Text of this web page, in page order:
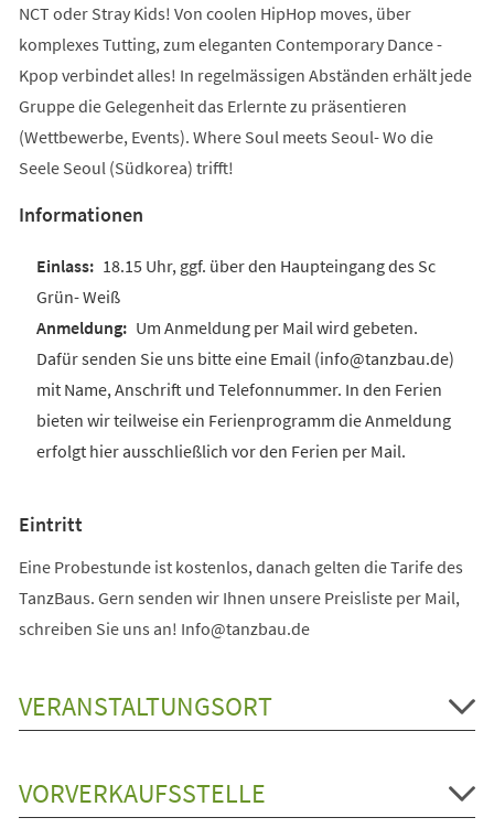
NCT oder Stray Kids! Von coolen HipHop moves, über
komplexes Tutting, zum eleganten Contemporary Dance -
Kpop verbindet alles! In regelmässigen Abständen erhält jede
Gruppe die Gelegenheit das Erlernte zu präsentieren
(Wettbewerbe, Events). Where Soul meets Seoul- Wo die
Seele Seoul (Südkorea) trifft!
Informationen
18.15 Uhr, ggf. über den Haupteingang des Sc
Grün- Weiß
Um Anmeldung per Mail wird gebeten.
Dafür senden Sie uns bitte eine Email (info@tanzbau.de)
mit Name, Anschrift und Telefonnummer. In den Ferien
bieten wir teilweise ein Ferienprogramm die Anmeldung
erfolgt hier ausschließlich vor den Ferien per Mail.
Eintritt
Eine Probestunde ist kostenlos, danach gelten die Tarife des
TanzBaus. Gern senden wir Ihnen unsere Preisliste per Mail,
schreiben Sie uns an! Info@tanzbau.de
VERANSTALTUNGSORT
VORVERKAUFSSTELLE